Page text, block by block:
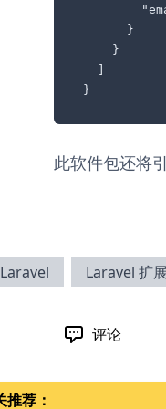
      }
    }
}
此软件包还将
Laravel Laravel 扩
评论
推荐：